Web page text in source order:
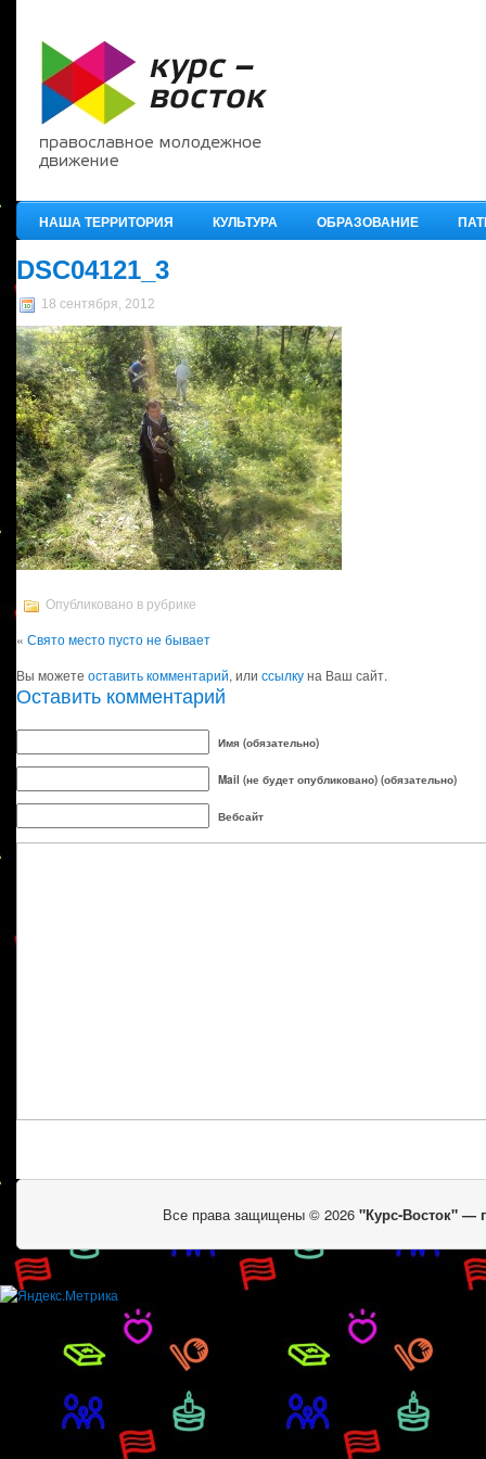
НАША ТЕРРИТОРИЯ КУЛЬТУРА ОБРАЗОВАНИЕ
DSC04121_3
18 сентября, 2012
Опубликовано в рубрике
« Свято место пусто не бывает
Вы можете оставить комментарий, или ссылкуна Ваш сайт.
Оставить комментарий
Имя (обязательно)
Mail (не будет опубликовано) (обязательно)
Вебсайт
Все права защищены © 2026 "Курс-Восток" —